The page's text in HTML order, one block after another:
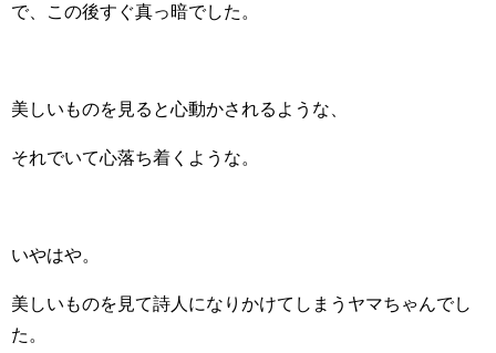
で、この後すぐ真っ暗でした。
美しいものを見ると心動かされるような、
それでいて心落ち着くような。
いやはや。
美しいものを見て詩人になりかけてしまうヤマちゃんでし
た。